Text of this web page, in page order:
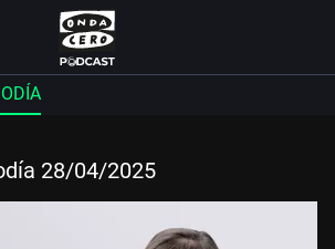
28/04/2025